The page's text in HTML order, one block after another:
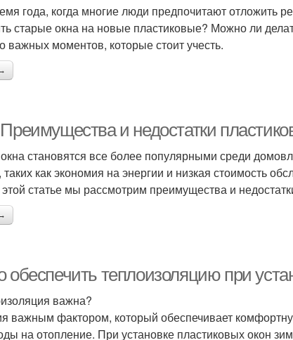
года, когда многие люди предпочитают отложить
старые окна на новые пластиковые? Можно ли
важных моментов, которые стоит учесть.
и недостатки
становятся все более популярными среди
как экономия на энергии и низкая стоимость
статье мы рассмотрим преимущества и
обеспечить теплоизоляцию при
важна?
важным фактором, который обеспечивает
на отопление. При установке пластиковых окон